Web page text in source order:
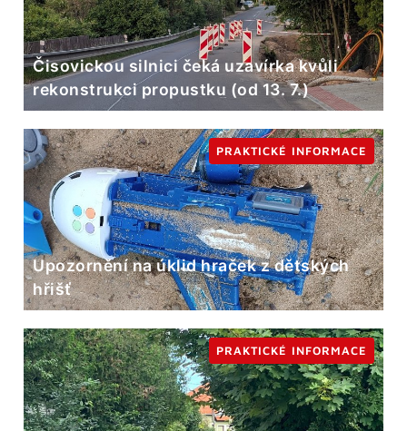
Čisovickou silnici čeká uzavírka kvůli
rekonstrukci propustku (od 13. 7.)
Upozornění na úklid hraček z dětských
hřišť
PRAKTICKÉ INFORMACE
PRAKTICKÉ INFORMACE